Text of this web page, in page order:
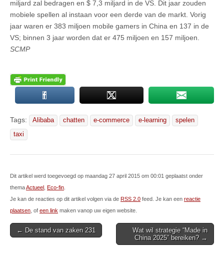
miljard zal bedragen en $ 7,3 miljard in de VS. Dit jaar zouden
mobiele spellen al instaan voor een derde van de markt. Vorig
jaar waren er 383 miljoen mobile gamers in China en 137 in de
VS; binnen 3 jaar worden dat er 475 miljoen en 157 miljoen.
SCMP
Tags: Alibaba chatten e-commerce e-learning
spelen
taxi
Dit artikel werd toegevoegd op maandag 27 april 2015 om 00:01 geplaatst onder
themaActueel Eco-fin
Je kan de reacties op dit artikel volgen via de RSS 2.0 feed. Je kan een reactie
plaatsen , of een link maken vanop uw eigen website.
Post
← De stand van zaken 231
Wat wil strategie “Made in
China 2025” bereiken? →